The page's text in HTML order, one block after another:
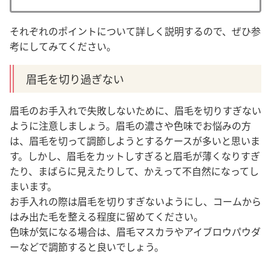
それぞれのポイントについて詳しく説明するので、ぜひ参
考にしてみてください。
眉毛を切り過ぎない
眉毛のお手入れで失敗しないために、眉毛を切りすぎない
ように注意しましょう。眉毛の濃さや色味でお悩みの方
は、眉毛を切って調節しようとするケースが多いと思いま
す。しかし、眉毛をカットしすぎると眉毛が薄くなりすぎ
たり、まばらに見えたりして、かえって不自然になってし
まいます。
お手入れの際は眉毛を切りすぎないようにし、コームから
はみ出た毛を整える程度に留めてください。
色味が気になる場合は、眉毛マスカラやアイブロウパウダ
ーなどで調節すると良いでしょう。